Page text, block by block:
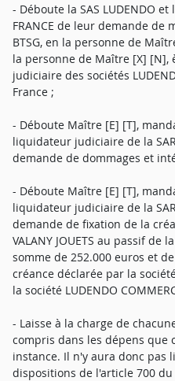
- Déboute la SAS LUDENDO et
FRANCE de leur demande de
BTSG, en la personne de
la personne de Maître [X]
judiciaire des sociétés
France ;
- Déboute Maître [E] [T],
liquidateur judiciaire de la
demande de dommages et
- Déboute Maître [E] [T],
liquidateur judiciaire de la
demande de fixation de la
VALANY JOUETS au passif de
somme de 252.000 euros et
créance déclarée par la
la société LUDENDO
- Laisse à la charge de
compris dans les dépens que
instance. Il n'y aura donc pas
dispositions de l'article 700